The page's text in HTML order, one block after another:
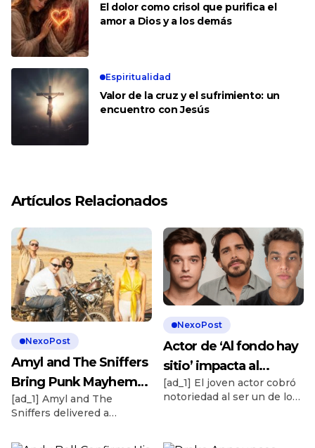
El dolor como crisol que purifica el
amor a Dios y a los demás
Espiritualidad
Valor de la cruz y el sufrimiento: un
encuentro con Jesús
Artículos Relacionados
NexoPost
Amyl and The Sniffers
Bring Punk Mayhem
to ‘The Tonight Show’
[ad_1] Amyl and The
Sniffers delivered a
performance on The
NexoPost
Actor de ‘Al fondo hay
sitio’ impacta al
revelar que cobra más
de S/5.000 por ser
aproximado”
[ad_1] El joven actor cobró
notoriedad al ser un de los